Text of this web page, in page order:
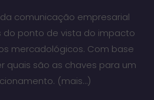
comunicação empresarial
do ponto de vista do impacto
mercadológicos. Com base
quais são as chaves para um
(mais…)